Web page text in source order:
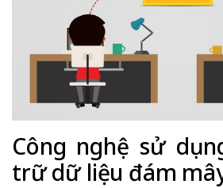
Công nghệ sử
trữ dữ liệu đám